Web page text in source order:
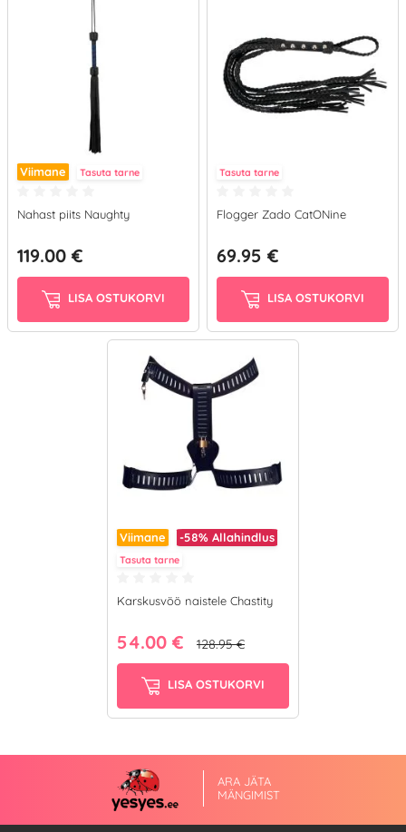
Viimane Tasuta tarne
Nahast piits Naughty
119.00 €
LISA OSTUKORVI
Tasuta tarne
Flogger Zado CatONine
69.95 €
LISA OSTUKORVI
Viimane -58% Allahindlus
Tasuta tarne
Karskusvöö naistele Chastity
54.00 € 128.95 €
LISA OSTUKORVI
ARA JÄTA
MÄNGIMIST